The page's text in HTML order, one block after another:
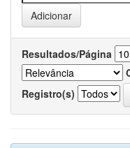
Resultados/Página
Registro(s)